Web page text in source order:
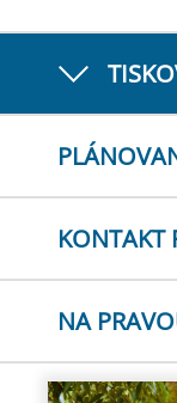
KONTAKT
NA